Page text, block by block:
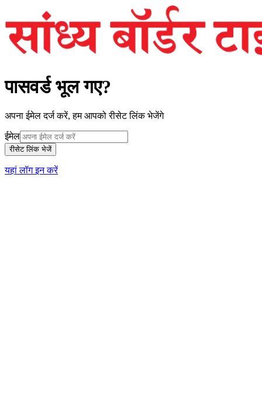
पासवर्ड भूल गए?
अपना ईमेल दर्ज करें, हम आपको रीसेट लिंक भेजेंगे
ईमेल
रीसेट लिंक भेजें
यहां लॉग इन करें